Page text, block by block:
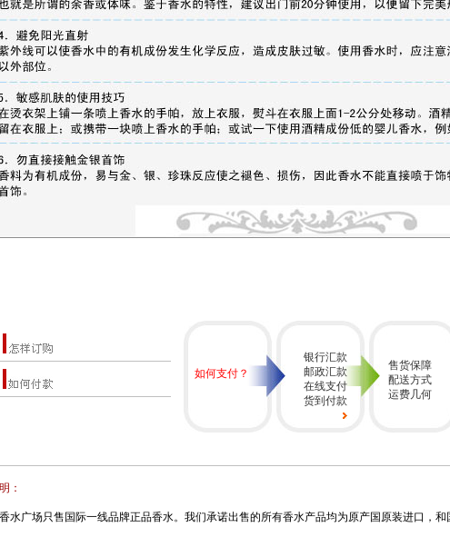
如何支付？
银行汇款
邮政汇款
在线支付
货到付款
售货保障
配送方式
运费几何
：
水广场只售国际一线品牌正品香水。我们承诺出售的所有香水产品均为原产国原装进口，